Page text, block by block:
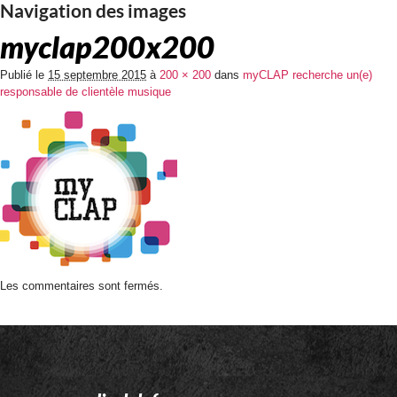
Navigation des images
myclap200x200
Publié le 15 septembre 2015 à 200 × 200 dans myCLAP recherche un(e)
responsable de clientèle musique
Les commentaires sont fermés.